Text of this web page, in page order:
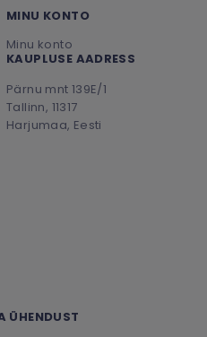
MINU KONTO
Minu konto
KAUPLUSE AADRESS
Pärnu mnt 139E/1
Tallinn, 11317
Harjumaa, Eesti
ÜHENDUST